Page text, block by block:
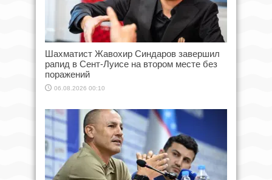
Шахматист Жавохир Синдаров завершил
рапид в Сент-Луисе на втором месте без
поражений
06.08.2026 00:10